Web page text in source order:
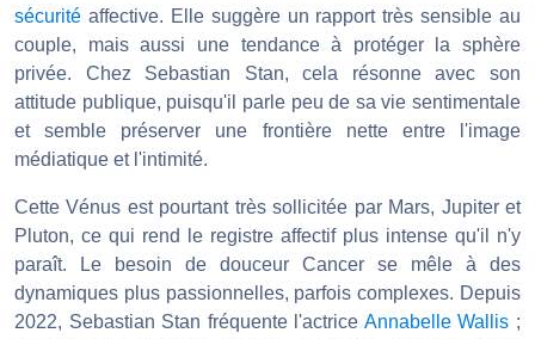
sécurité affective. Elle suggère un rapport très sensible au
couple, mais aussi une tendance à protéger la sphère
privée. Chez Sebastian Stan, cela résonne avec son
attitude publique, puisqu'il parle peu de sa vie sentimentale
et semble préserver une frontière nette entre l'image
médiatique et l'intimité.
Cette Vénus est pourtant très sollicitée par Mars, Jupiter et
Pluton, ce qui rend le registre affectif plus intense qu'il n'y
paraît. Le besoin de douceur Cancer se mêle à des
dynamiques plus passionnelles, parfois complexes. Depuis
2022, Sebastian Stan fréquente l'actrice Annabelle Wallis ;